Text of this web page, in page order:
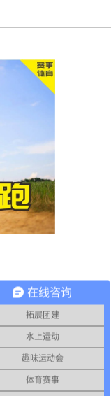
2017 - 09 - 25
在线咨询
拓展团建
水上运动
趣味运动会
体育赛事